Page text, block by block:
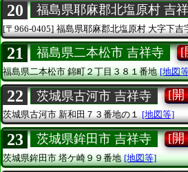
20 福島県耶麻郡北塩原村 吉
[〒966-0405] 福島県耶麻郡北塩原村 大字下吉
21 福島県二本松市 吉祥寺 [
福島県二本松市錦町２丁目３８１番地 [地図
22 茨城県古河市 吉祥寺 [開
茨城県古河市新和田７３番地の１ [地図等]
23 茨城県鉾田市 吉祥寺 [開
茨城県鉾田市塔ケ崎９９番地 [地図等]